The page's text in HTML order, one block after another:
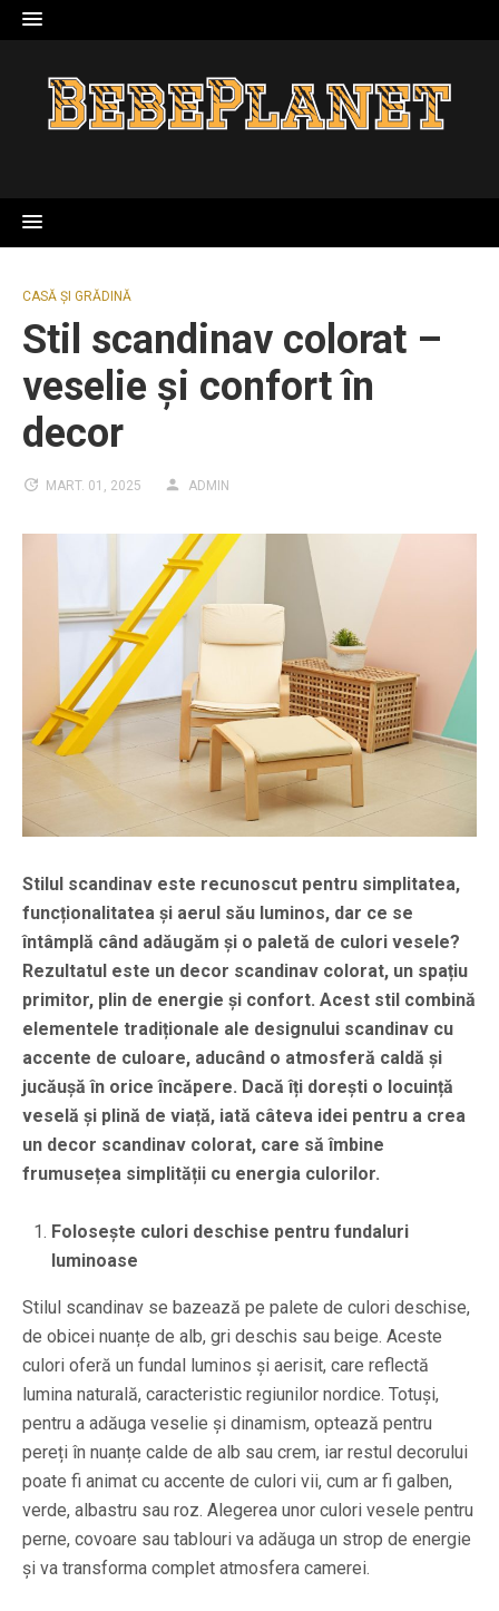
Skip
to
CASĂ ȘI GRĂDINĂ
Stil scandinav colorat –
veselie și confort în
decor
MART. 01, 2025 ADMIN
Stilul scandinav este recunoscut pentru simplitatea,
funcționalitatea și aerul său luminos, dar ce se
întâmplă când adăugăm și o paletă de culori vesele?
Rezultatul este un decor scandinav colorat, un spațiu
primitor, plin de energie și confort. Acest stil combină
elementele tradiționale ale designului scandinav cu
accente de culoare, aducând o atmosferă caldă și
jucăușă în orice încăpere. Dacă îți dorești o locuință
veselă și plină de viață, iată câteva idei pentru a crea
un decor scandinav colorat, care să îmbine
frumusețea simplității cu energia culorilor.
Folosește culori deschise pentru fundaluri
luminoase
Stilul scandinav se bazează pe palete de culori deschise,
de obicei nuanțe de alb, gri deschis sau beige. Aceste
culori oferă un fundal luminos și aerisit, care reflectă
lumina naturală, caracteristic regiunilor nordice. Totuși,
pentru a adăuga veselie și dinamism, optează pentru
pereți în nuanțe calde de alb sau crem, iar restul decorului
poate fi animat cu accente de culori vii, cum ar fi galben,
verde, albastru sau roz. Alegerea unor culori vesele pentru
perne, covoare sau tablouri va adăuga un strop de energie
și va transforma complet atmosfera camerei.